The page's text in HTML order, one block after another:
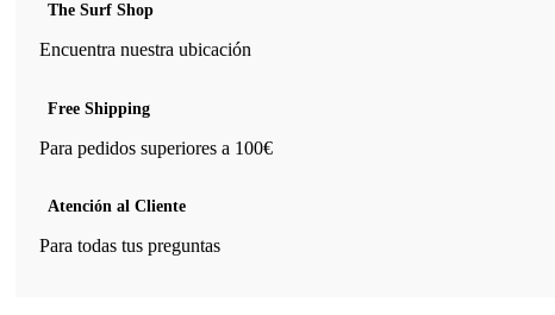
The Surf Shop
Encuentra nuestra ubicación
Free Shipping
Para pedidos superiores a 100€
Atención al Cliente
Para todas tus preguntas